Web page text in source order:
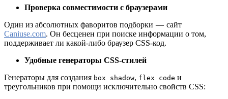
Проверка совместимости с браузерами
Один из абсолютных фаворитов подборки — сайт
Caniuse.com. Он бесценен при поиске информации о том,
поддерживает ли какой-либо браузер CSS-код.
Удобные генераторы CSS-стилей
Генераторы для создания box shadow, flex code и
треугольников при помощи исключительно свойств CSS: